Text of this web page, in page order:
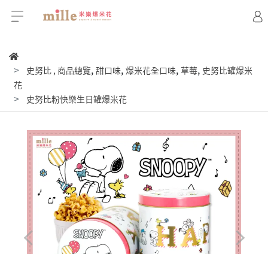
史努比 , 商品總覽, 甜口味, 爆米花全口味, 草莓, 史努比罐爆米
花
史努比粉快樂生日罐爆米花